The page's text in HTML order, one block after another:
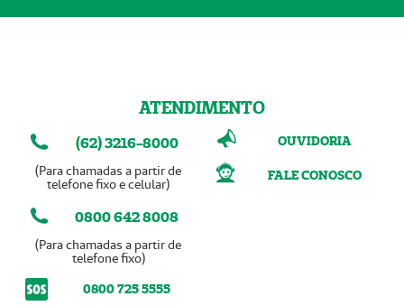
ATENDIMENTO
(62) 3216-8000
(Para chamadas a partir de
telefone fixo e celular)
0800 642 8008
(Para chamadas a partir de
telefone fixo)
0800 725 5555
OUVIDORIA
FALE CONOSCO